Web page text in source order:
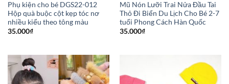
Phụ kiện cho bé DGS22-012
Hộp quà buộc cột kẹp tóc nơ
nhiều kiểu theo tông màu
35.000₫
Mũ Nón Lưỡi Trai Nửa Đầu Tai
Thỏ Đi Biển Du Lịch Cho Bé 2-7
tuổi Phong Cách Hàn Quốc
35.000₫